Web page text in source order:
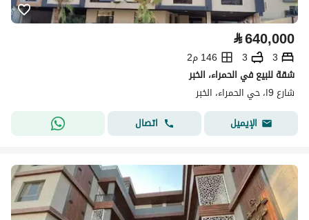
⃁640,000
3
3
146 م2
شقة للبيع في الحمراء، الخبر
شارع 9ا، حي الحمراء، الخبر
الإيميل
اتصال